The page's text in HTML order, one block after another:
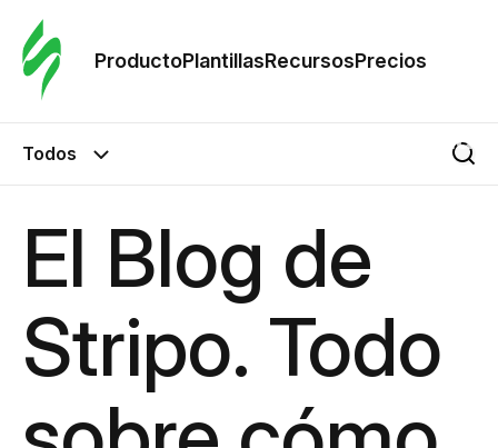
ProductoPlantillasRecursosPrecios
Todos
El Blog de
Stripo. Todo